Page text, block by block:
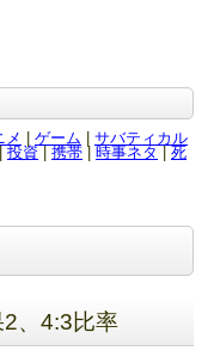
メ ゲーム
サバティカル
投資 携帯 | 時事ネタ
死
、4:3比率